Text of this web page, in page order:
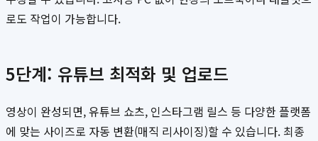
로도 작업이 가능합니다.
5단계: 유튜브 최적화 및 업로드
영상이 완성되면, 유튜브 쇼츠, 인스타그램 릴스 등 다양한 플랫폼
에 맞는 사이즈로 자동 변환(매직 리사이징)할 수 있습니다. 최종